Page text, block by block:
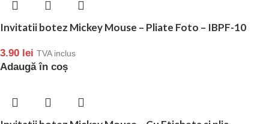
Invitatii botez Mickey Mouse – Pliate Foto – IBPF-10
3.90 lei TVA inclus
Adaugă în coș